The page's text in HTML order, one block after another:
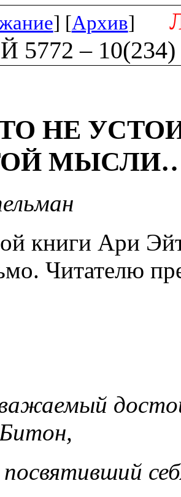
] [Архив]
– 10(234)
НЕ
книги Ари
Читателю
посвятивший